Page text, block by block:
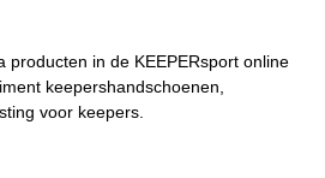
producten in de KEEPERsport online
keepershandschoenen,
voor keepers.